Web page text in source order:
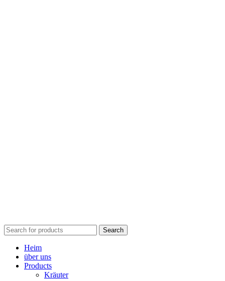
Search
Heim
über uns
Products
Kräuter